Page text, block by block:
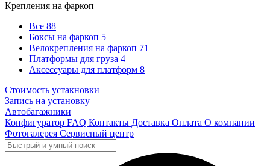
Крепления на фаркоп
Все 88
Боксы на фаркоп 5
Велокрепления на фаркоп 71
Платформы для груза 4
Аксессуары для платформ 8
Стоимость устакновки
Запись на установку
Автобагажники
Конфигуратор FAQ Контакты Доставка Оплата О компании
Фотогалерея Сервисный центр